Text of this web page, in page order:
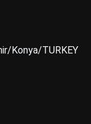
Konya/TURKEY